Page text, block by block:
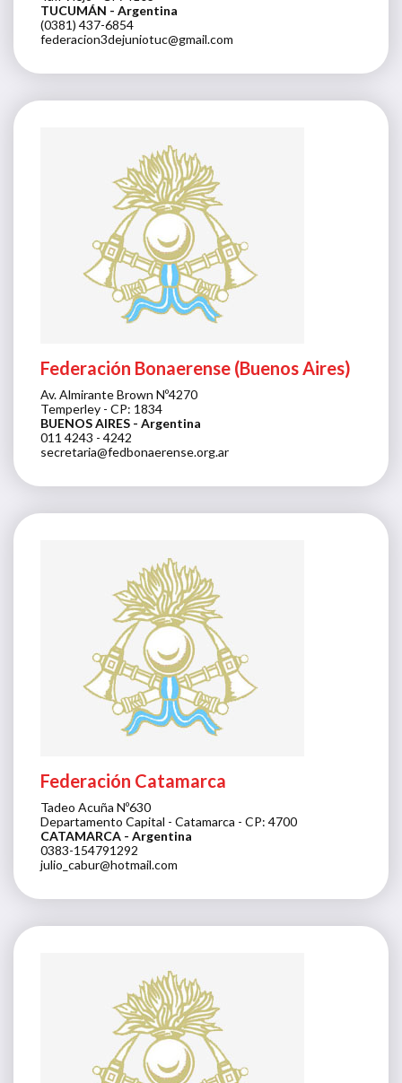
TUCUMÁN - Argentina
(0381) 437-6854
federacion3dejuniotuc@gmail.com
Federación Bonaerense (Buenos Aires)
Av. Almirante Brown Nº4270
Temperley - CP: 1834
BUENOS AIRES - Argentina
011 4243 - 4242
secretaria@fedbonaerense.org.ar
Federación Catamarca
Tadeo Acuña Nº630
Departamento Capital - Catamarca - CP: 4700
CATAMARCA - Argentina
0383-154791292
julio_cabur@hotmail.com